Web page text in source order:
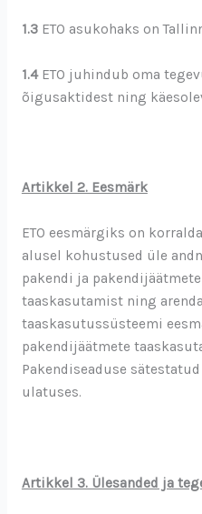
1.3ETO asukohaks on
1.4ETO juhindub oma
õigusaktidest ning
Artikkel 2. Eesmärk
ETO eesmärgiks on
alusel kohustused üle
pakendi ja
taaskasutamist ning
taaskasutussüsteemi
pakendijäätmete
Pakendiseaduse
ulatuses.
Artikkel 3. Ülesanded ja